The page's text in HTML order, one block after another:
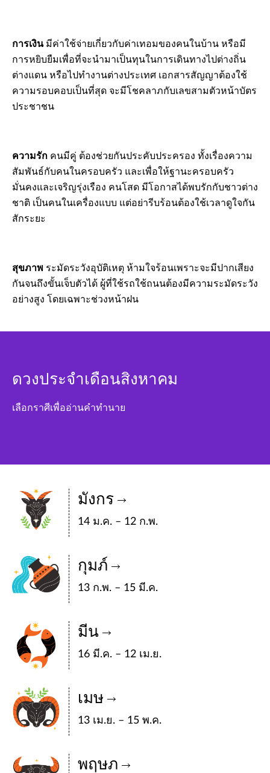
การเงินมีค่าใช้จ่ายเกี่ยวกับค่าเทอมของคนในบ้าน หรือมี
การหยิบยืมเพื่อที่จะนำมาเป็นทุนในการเดินทางไปต่างถิ่น
ต่างแดน หรือไปทำงานต่างประเทศ เอกสารสัญญาต้องใช้
ความรอบคอบเป็นที่สุด จะมีโชคลาภกับเลขสามตัวหน้าบัตร
ประชาชน
ความรัก คนมีคู่ ต้องช่วยกันประคับประครอง ทั้งเรื่องความ
สัมพันธ์กับคนในครอบครัว และเพื่อให้ฐานะครอบครัว
มั่นคงและเจริญรุ่งเรือง คนโสด มีโอกาสได้พบรักกับชาวต่าง
ชาติ เป็นคนในเครื่องแบบ แต่อย่ารีบร้อนต้องใช้เวลาดูใจกัน
สักระยะ
สุขภาพ ระมัดระวังอุบัติเหตุ ห้ามใจร้อนเพราะจะมีปากเสียง
กันจนถึงขั้นเจ็บตัวได้ ผู้ที่ใช้รถใช้ถนนต้องมีความระมัดระวัง
อย่างสูง โดยเฉพาะช่วงหน้าฝน
ดวงประจำเดือนสิงหาคม
เลือกราศีเพื่ออ่านคำทำนาย
มังกร
14 ม.ค. – 12 ก.พ.
กุมภ์
13 ก.พ. – 15 มี.ค.
มีน
16 มี.ค. – 12 เม.ย.
เมษ
13 เม.ย. – 15 พ.ค.
พฤษภ